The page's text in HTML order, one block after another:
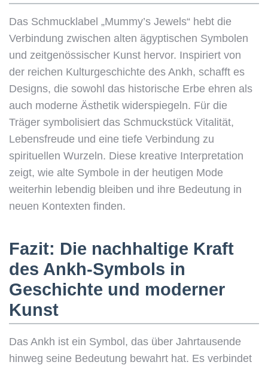
Das Schmucklabel „Mummy’s Jewels“ hebt die
Verbindung zwischen alten ägyptischen Symbolen
und zeitgenössischer Kunst hervor. Inspiriert von
der reichen Kulturgeschichte des Ankh, schafft es
Designs, die sowohl das historische Erbe ehren als
auch moderne Ästhetik widerspiegeln. Für die
Träger symbolisiert das Schmuckstück Vitalität,
Lebensfreude und eine tiefe Verbindung zu
spirituellen Wurzeln. Diese kreative Interpretation
zeigt, wie alte Symbole in der heutigen Mode
weiterhin lebendig bleiben und ihre Bedeutung in
neuen Kontexten finden.
Fazit: Die nachhaltige Kraft
des Ankh-Symbols in
Geschichte und moderner
Kunst
Das Ankh ist ein Symbol, das über Jahrtausende
hinweg seine Bedeutung bewahrt hat. Es verbindet